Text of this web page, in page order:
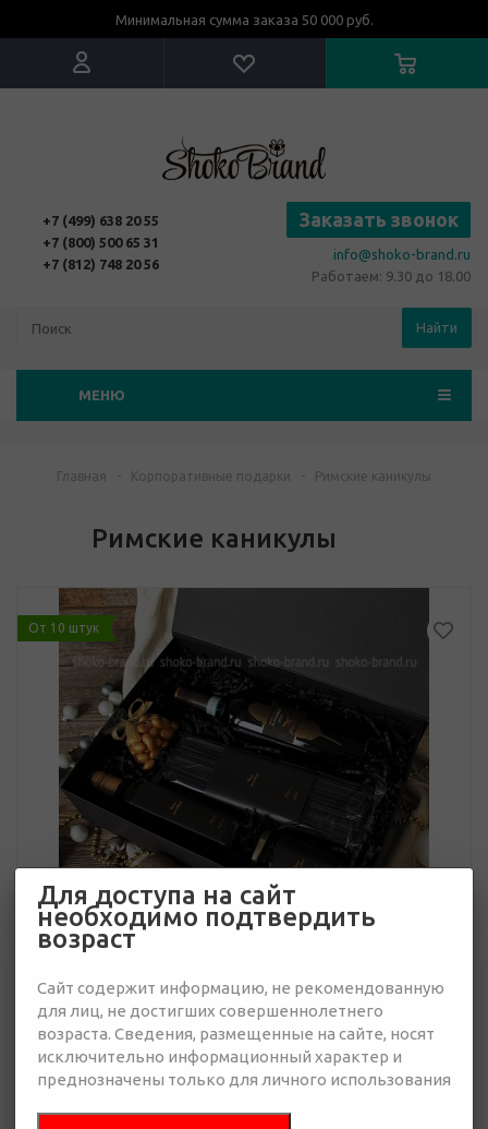
Минимальная сумма заказа 50 000 руб.
+7 (499) 638 20 55
+7 (800) 500 65 31
+7 (812) 748 20 56
Заказать звонок
info@shoko-brand.ru
Работаем: 9.30 до 18.00
Найти
МЕНЮ
Главная - Корпоративные подарки - Римские каникулы
Римские каникулы
От 10 штук
9 359 руб.
Много
Для доступа на сайт
необходимо подтвердить
возраст
Сайт содержит информацию, не рекомендованную
для лиц, не достигших совершеннолетнего
возраста. Сведения, размещенные на сайте, носят
исключительно информационный характер и
преднозначены только для личного использования